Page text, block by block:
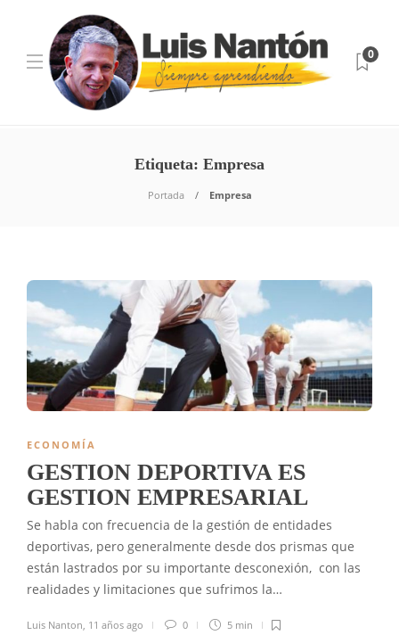
0
Etiqueta: Empresa
Portada Empresa
ECONOMÍA
GESTION DEPORTIVA ES
GESTION EMPRESARIAL
Se habla con frecuencia de la gestión de entidades
deportivas, pero generalmente desde dos prismas que
están lastrados por su importante desconexión, con las
realidades y limitaciones que sufrimos la…
Luis Nanton, 11 años ago 0 5 min